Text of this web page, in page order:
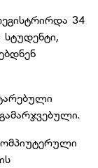
34
სტუდენტი,